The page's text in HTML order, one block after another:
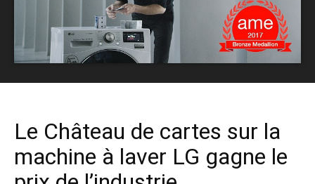
Le Château de cartes sur la
machine à laver LG gagne le